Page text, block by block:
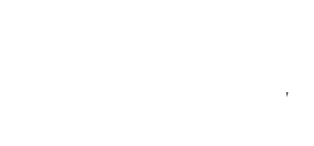
mākslas galerijas MuseumLV